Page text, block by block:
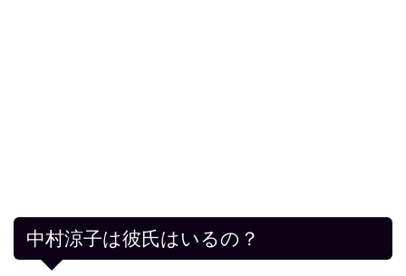
中村涼子は彼氏はいるの？